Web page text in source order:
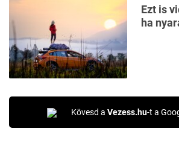
Ezt is
ha
Kövesd a Vezess.hu-t a